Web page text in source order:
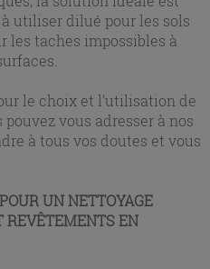
utiliser dilué pour les sols
les taches impossibles à
le choix et l'utilisation de
vous adresser à nos
à tous vos doutes et vous
UN NETTOYAGE
REVÊTEMENTS EN